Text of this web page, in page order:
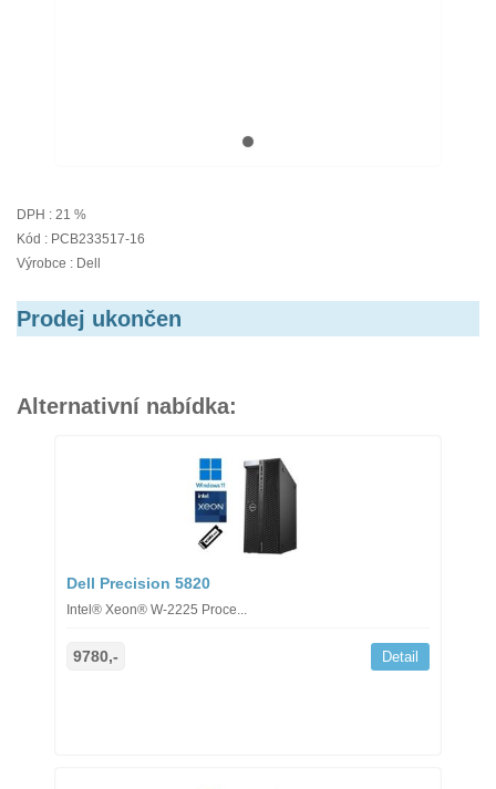
DPH : 21 %
Kód : PCB233517-16
Výrobce : Dell
Prodej ukončen
Alternativní nabídka:
Dell Precision 5820
Intel® Xeon® W-2225 Proce...
9780,- Detail